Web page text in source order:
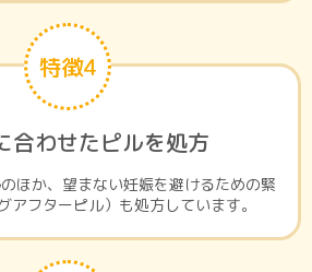
特徴4
合わせたピルを処方
ほか、望まない妊娠を避けるための緊
アフターピル）も処方しています。